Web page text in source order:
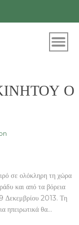
Ο
σε ολόκληρη τη χώρα
και από τα βόρεια
Δεκεμβρίου 2013. Τη
ηπειρωτικά θα…